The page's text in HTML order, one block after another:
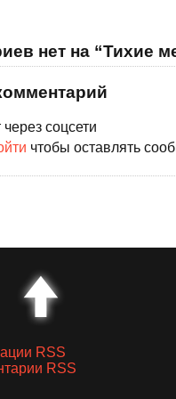
нет на “Тихие
соцсети
чтобы оставлять
RSS
RSS